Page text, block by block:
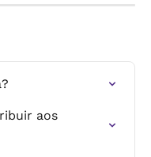
aos